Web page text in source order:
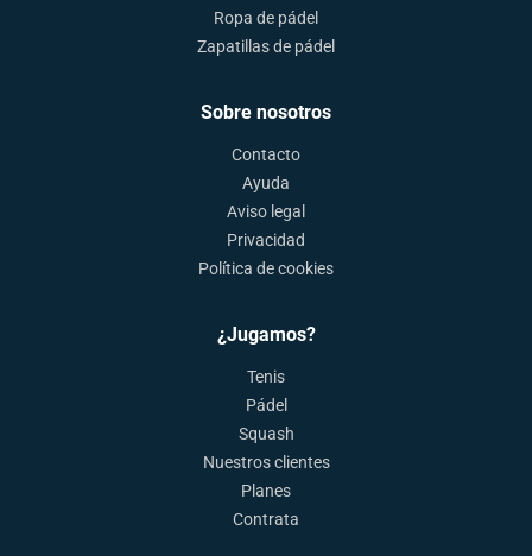
Ropa de pádel
Zapatillas de pádel
Sobre nosotros
Contacto
Ayuda
Aviso legal
Privacidad
Política de cookies
¿Jugamos?
Tenis
Pádel
Squash
Nuestros clientes
Planes
Contrata